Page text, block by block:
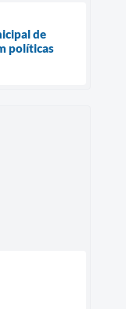
de
políticas